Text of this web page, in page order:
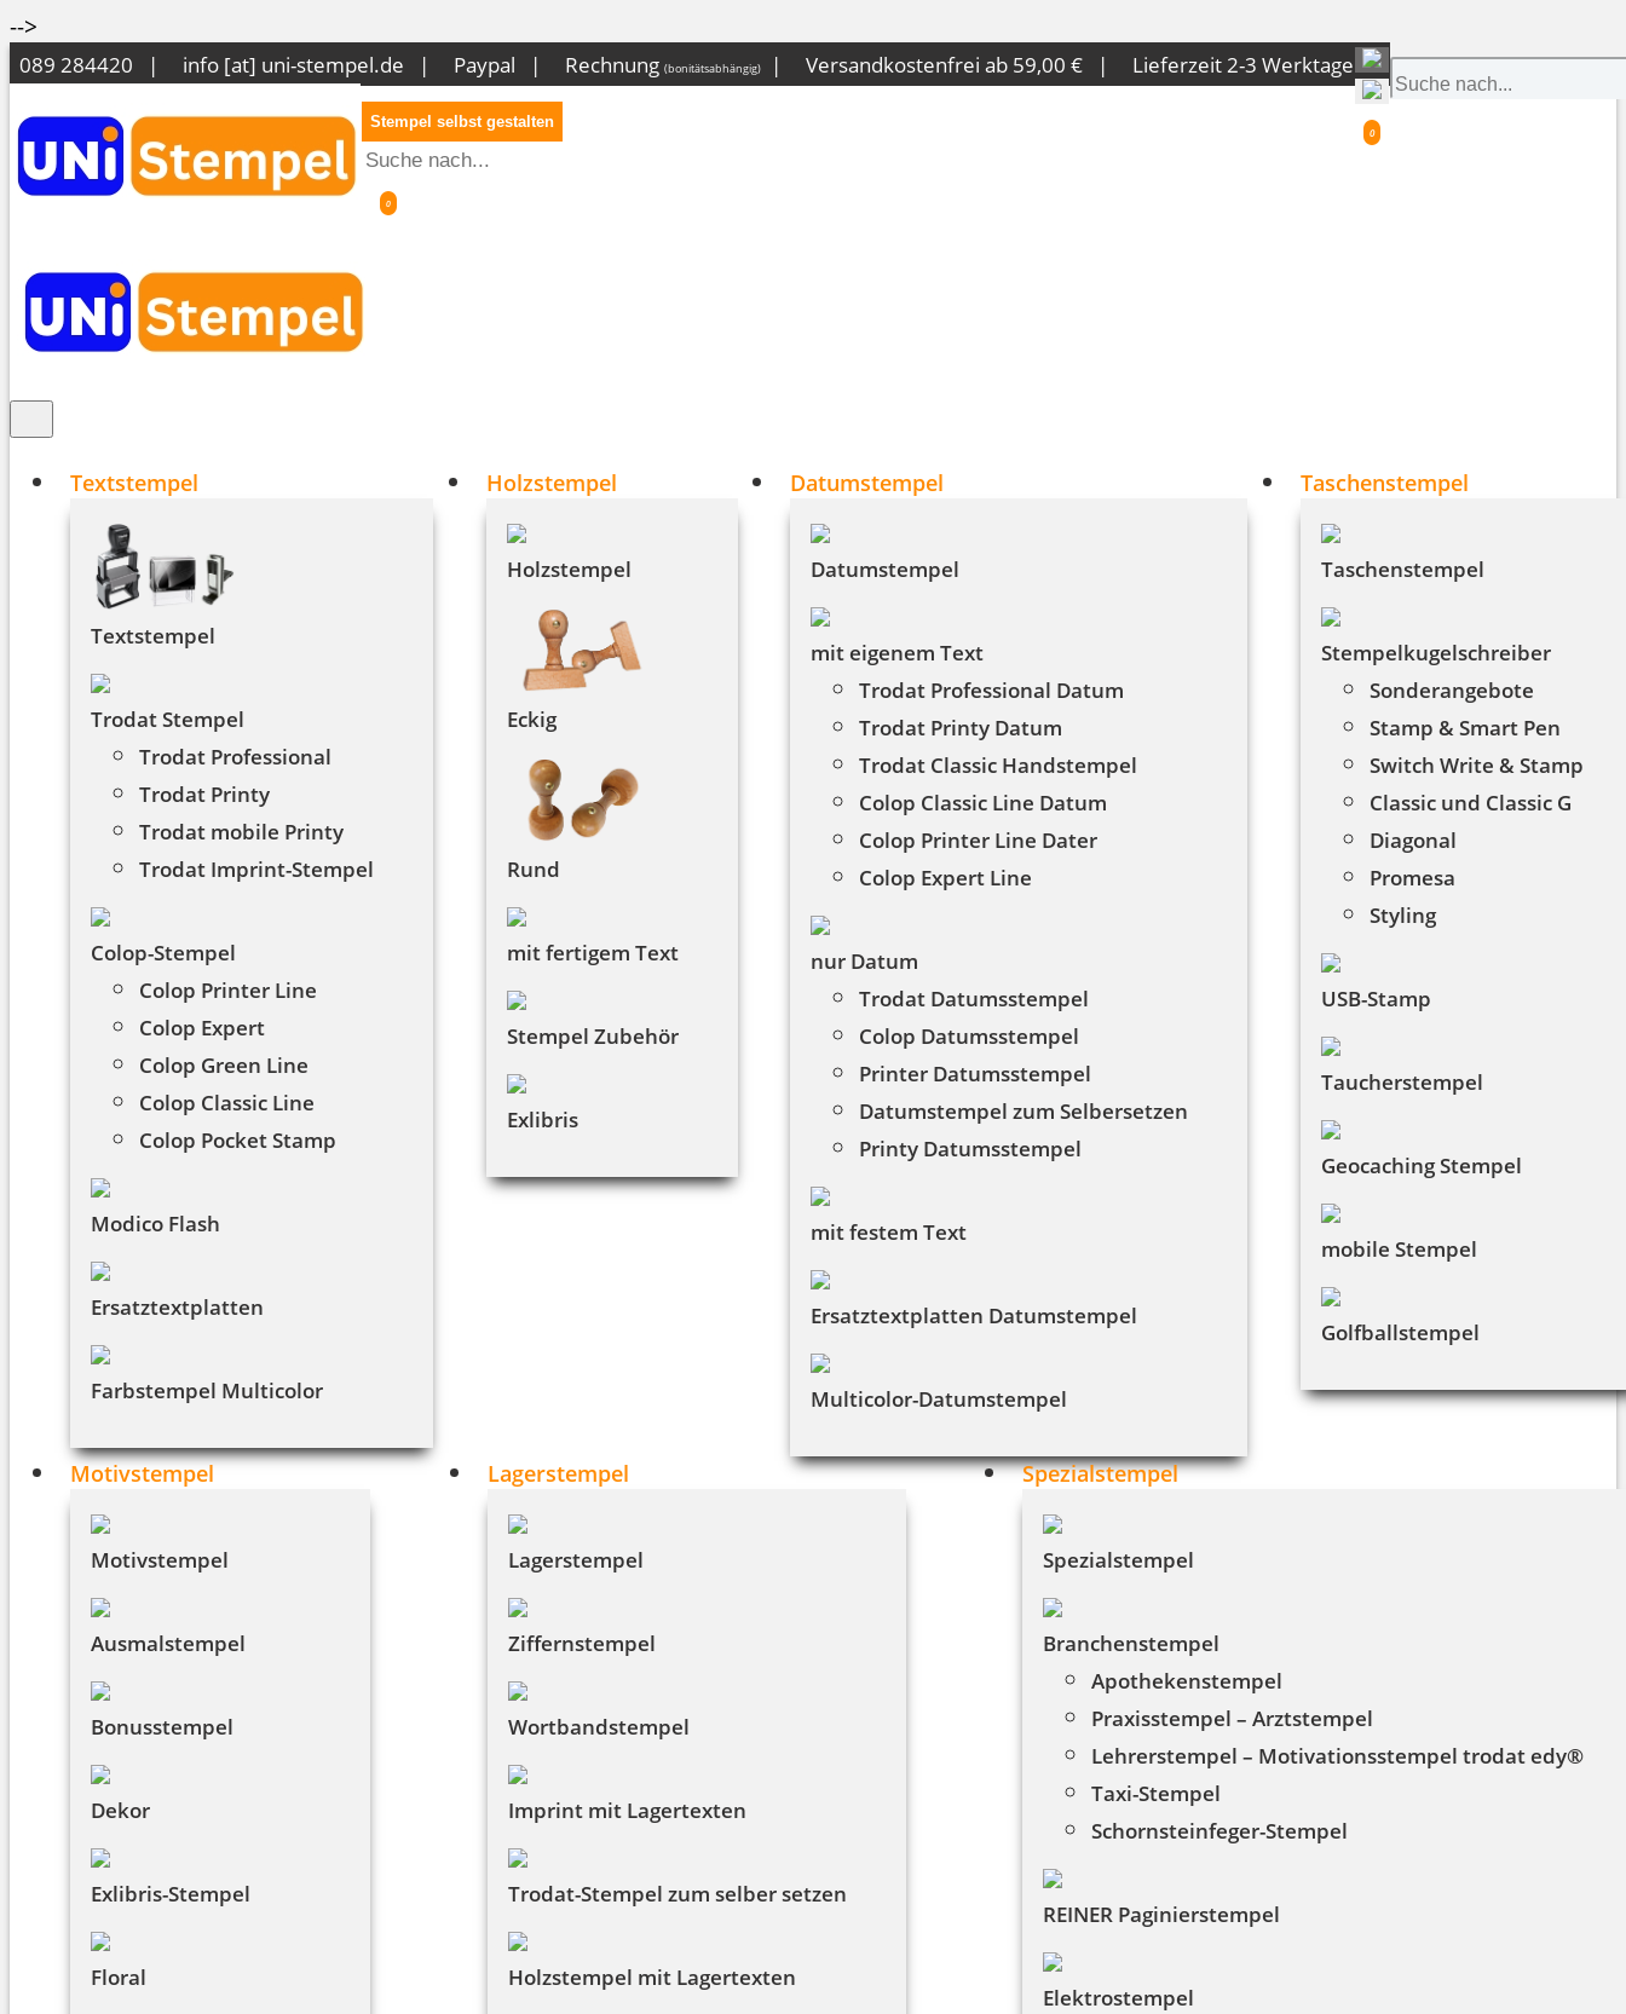
-->
089 284420 | info [at] uni-stempel.de | Paypal | Rechnung (bonitätsabhängig) | Versandkostenfrei ab 59,00 € | Liefer­zeit 2-3 Werk­tage
0
Stempel selbst gestalten
0
Textstempel
Textstempel
Trodat Stempel
Trodat Professional
Trodat Printy
Trodat mobile Printy
Trodat Imprint-Stempel
Colop-Stempel
Colop Printer Line
Colop Expert
Colop Green Line
Colop Classic Line
Colop Pocket Stamp
Modico Flash
Ersatztextplatten
Farbstempel Multicolor
Holzstempel
Holzstempel
Eckig
Rund
mit fertigem Text
Stempel Zubehör
Exlibris
Datumstempel
Datumstempel
mit eigenem Text
Trodat Professional Datum
Trodat Printy Datum
Trodat Classic Handstempel
Colop Classic Line Datum
Colop Printer Line Dater
Colop Expert Line
nur Datum
Trodat Datumsstempel
Colop Datumsstempel
Printer Datumsstempel
Datumstempel zum Selbersetzen
Printy Datumsstempel
mit festem Text
Ersatztextplatten Datumstempel
Multicolor-Datumstempel
Taschenstempel
Taschenstempel
Stempelkugelschreiber
Sonderangebote
Stamp & Smart Pen
Switch Write & Stamp
Classic und Classic G
Diagonal
Promesa
Styling
USB-Stamp
Taucherstempel
Geocaching Stempel
mobile Stempel
Golfballstempel
Motivstempel
Motivstempel
Ausmalstempel
Bonusstempel
Dekor
Exlibris-Stempel
Floral
Lagerstempel
Lagerstempel
Ziffernstempel
Wortbandstempel
Imprint mit Lagertexten
Trodat-Stempel zum selber setzen
Holzstempel mit Lagertexten
Spezialstempel
Spezialstempel
Branchenstempel
Apothekenstempel
Praxisstempel – Arztstempel
Lehrerstempel – Motivationsstempel trodat edy®
Taxi-Stempel
Schornsteinfeger-Stempel
REINER Paginierstempel
Elektrostempel